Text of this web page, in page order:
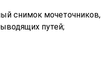
снимок мочеточников,
путей;